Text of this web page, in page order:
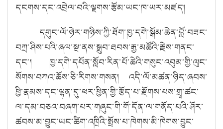
དངགས་དང་འབྲེལ་བའི་ལྗགས་རྩོམ་ཡང་ཁ་ཡར་མཛད།
དགུང་ལོ་ཉེར་གཉིས་ཀྱི་ཐོག་ཁྱ་དགེ་སྒོམ་ཆེན་བློ་བཟང་
བཀྲ་ཤིས་པའི་ཞལ་སྔ་ནས་སྒྲུབ་ཐབས་རྒྱ་མཚོའི་རྗེས་གནང་
དང༌། ཁྱ་དགེ་དཔོན་སློབ་རིན་པོ་ཆེའི་གསུང་འབུམ་གྱི་ལུང་
སོགས་བཀའ་ཆོས་ཅི་རིགས་གསན། འདི་ལོ་མཚན་ཉིད་ཞབས་
ཕྱི་རྣམས་དང་ལྷན་དུ་ཕར་ཕྱིན་གྱི་རྩོད་པ་རྫོགས་པས་གྲྭ་ཚང་
ལ་དམ་བཅའ་བཞག་པར་གཞུང་གི་གོ་དོན་ལ་གནོད་པའི་ཤོར་
ཚབས་མ་བྱུང་ཡང་ཚིག་འཁྲིའི་སྤྲོས་པ་ཁེགས་མི་ཁེགས་བྱུང་